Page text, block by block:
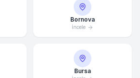
Bornova
İncele
Bursa